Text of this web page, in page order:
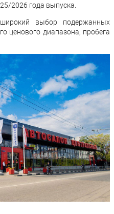
2026 года выпуска.
выбор подержанных
ценового диапазона, пробега